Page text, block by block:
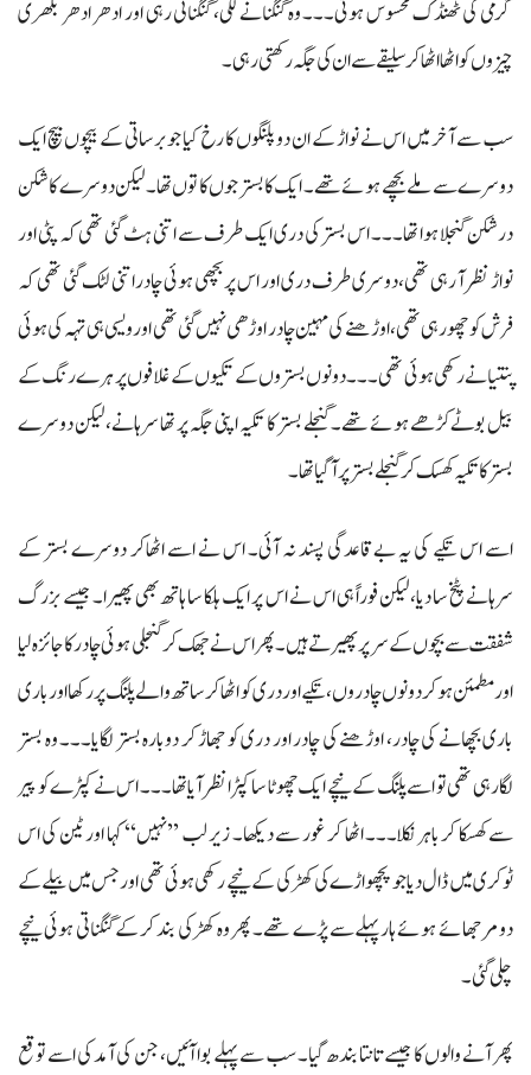
گرمی کی ٹھنڈک محسوس ہوئی۔۔۔ وہ گنگنانے لگی، گنگناتی رہی اور ادھر ادھر بکھری
چیزوں کو اٹھا اٹھاکر سلیقے سے ان کی جگہ رکھتی رہی۔
سب سے آخر میں اس نے نواڑ کے ان دو پلنگوں کا رخ کیا جو برساتی کے بیچوں بیچ ایک
دوسرے سے ملے بچھے ہوئے تھے۔ ایک کا بستر جوں کا توں تھا۔ لیکن دوسرے کا شکن
درشکن گنجلا ہوا تھا۔۔۔ اس بستر کی دری ایک طرف سے اتنی ہٹ گئی تھی کہ پٹی اور
نواڑ نظر آ رہی تھی، دوسری طرف دری اور اس پر بچھی ہوئی چادر اتنی لٹک گئی تھی کہ
فرش کو چھو رہی تھی، اوڑھنے کی مہین چادر اوڑھی نہیں گئی تھی اور ویسی ہی تہہ کی ہوئی
پنتیانے رکھی ہوئی تھی۔۔۔ دونوں بستروں کے تکیوں کے غلافوں پر ہرے رنگ کے
بیل بوٹے کڑھے ہوئے تھے۔ گنجلے بستر کا تکیہ اپنی جگہ پر تھا سرہانے، لیکن دوسرے
بستر کا تکیہ کھسک کر گنجلے بستر پر آ گیا تھا۔
اسے اس تکیے کی یہ بےقاعدگی پسند نہ آئی۔ اس نے اسے اٹھاکر دوسرے بستر کے
سرہانے پٹخ سا دیا، لیکن فوراً ہی اس نے اس پر ایک ہلکا سا ہاتھ بھی پھیرا۔ جیسے بزرگ
شفقت سے بچوں کے سر پر پھیرتے ہیں۔ پھر اس نے جھک کر گنجلی ہوئی چادر کا جائزہ لیا
اور مطمئن ہوکر دونوں چادروں، تکیے اور دری کو اٹھا کر ساتھ والے پلنگ پر رکھا اور باری
باری بچھانے کی چادر، اوڑھنے کی چادر اور دری کو جھاڑ کر دوبارہ بستر لگایا۔۔۔ وہ بستر
لگارہی تھی تو اسے پلنگ کے نیچے ایک چھوٹا سا کپڑا نظر آیا تھا۔۔۔ اس نے کپڑے کو پیر
سے کھسکا کر باہر نکلا۔۔۔ اٹھا کر غور سے دیکھا۔ زیر لب ’’نہیں‘‘ کہا اور ٹین کی اس
ٹوکری میں ڈال دیا جو پچھواڑے کی کھڑکی کے نیچے رکھی ہوئی تھی اور جس میں بیلے کے
دو مرجھائے ہوئے ہار پہلےسے پڑے تھے۔ پھر وہ کھڑکی بند کر کے گنگناتی ہوئی نیچے
چلی گئی۔
پھر آنے والوں کا جیسے تانتا بندھ گیا۔ سب سے پہلے بوا آئیں، جن کی آمد کی اسے توقع